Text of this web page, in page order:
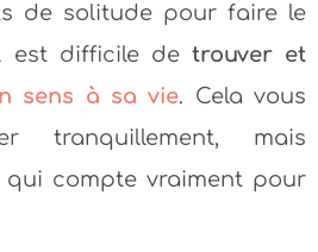
de solitude pour faire le
est difficile de trouver et
sens à sa vie. Cela vous
tranquillement, mais
qui compte vraiment pour